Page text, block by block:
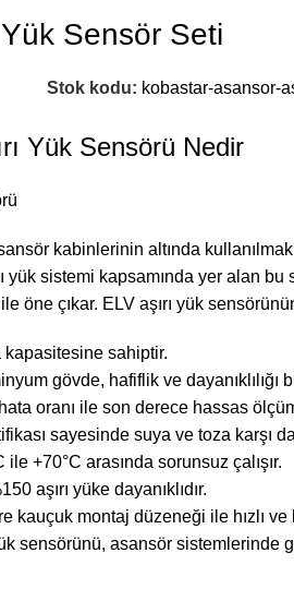
Yük Sensör Seti
Stok kodu: kobastar-asansor-
Yük Sensörü Nedir
kabinlerinin altında
yük sistemi kapsamında yer alan
ile öne çıkar. ELV aşırı yük
kapasitesine sahiptir.
gövde, hafiflik ve dayanıklılığı
oranı ile son derece hassas
sayesinde suya ve toza karşı
ile +70°C arasında sorunsuz çalışır.
aşırı yüke dayanıklıdır.
kauçuk montaj düzeneği ile hızlı
sensörünü, asansör sistemlerinde